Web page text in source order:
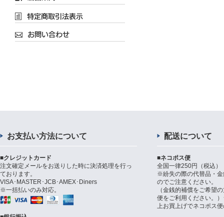
お支払い方法について
■クレジットカード
注文確定メールをお送りした時に決済処理を行っ
ております。
VISA･MASTER･JCB･AMEX･Diners
※一括払いのみ対応。
配送について
■ネコポス便
全国一律250円（税込）
※紛失の際の代替品・
のでご注意ください。
（金銭的補償をご希望
便をご利用ください。
上お買上げでネコポス